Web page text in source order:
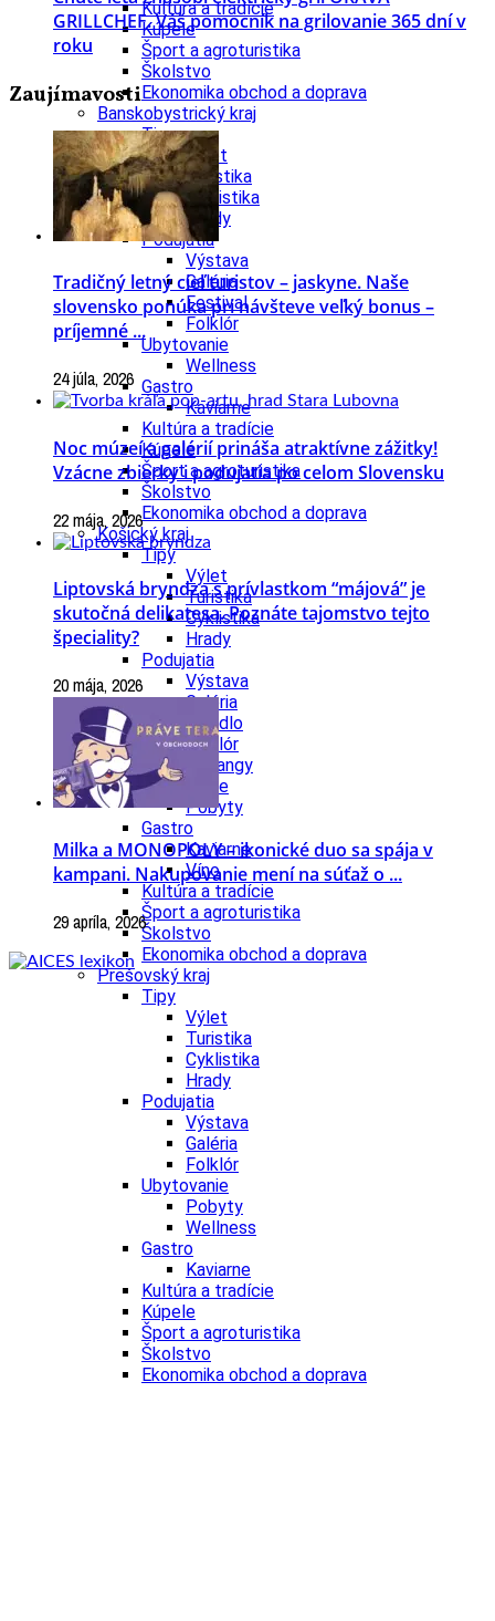
Kultúra a tradície
Kúpele
Šport a agroturistika
Školstvo
Ekonomika obchod a doprava
Banskobystrický kraj
Tipy
Výlet
Turistika
Cyklistika
Hrady
Podujatia
Výstava
Galéria
Festival
Folklór
Ubytovanie
Wellness
Gastro
Kaviarne
Kultúra a tradície
Kúpele
Šport a agroturistika
Školstvo
Ekonomika obchod a doprava
Košický kraj
Tipy
Výlet
Turistika
Cyklistika
Hrady
Podujatia
Výstava
Galéria
Divadlo
Folklór
Fašiangy
Ubytovanie
Pobyty
Gastro
Kaviarne
Víno
Kultúra a tradície
Šport a agroturistika
Školstvo
Ekonomika obchod a doprava
Prešovský kraj
Tipy
Výlet
Turistika
Cyklistika
Hrady
Podujatia
Výstava
Galéria
Folklór
Ubytovanie
Pobyty
Wellness
Gastro
Kaviarne
Kultúra a tradície
Kúpele
Šport a agroturistika
Školstvo
Ekonomika obchod a doprava
GRILLCHEF. Váš pomocník na grilovanie 365 dní v
roku
Zaujímavosti
Tradičný letný cieľ turistov – jaskyne. Naše
slovensko ponúka pri návšteve veľký bonus –
príjemné ...
24 júla, 2026
Noc múzeí a galérií prináša atraktívne zážitky!
Vzácne zbierky i podujatia po celom Slovensku
22 mája, 2026
Liptovská bryndza s prívlastkom “májová” je
skutočná delikatesa. Poznáte tajomstvo tejto
špeciality?
20 mája, 2026
Milka a MONOPOLY – ikonické duo sa spája v
kampani. Nakupovanie mení na súťaž o ...
29 apríla, 2026